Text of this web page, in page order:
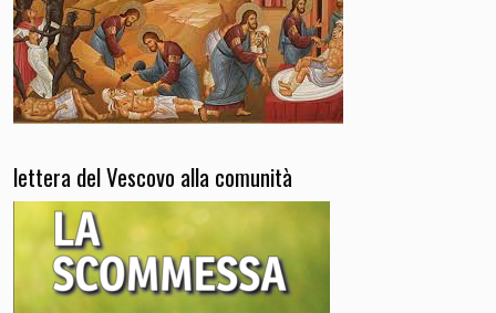
lettera del Vescovo alla comunità